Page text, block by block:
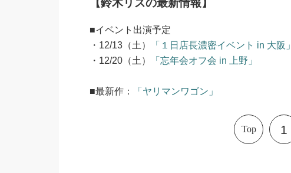
■イベント出演予定
・12/13（土）
「１日店長濃密イベント in 大阪」
・12/20（土）
「忘年会オフ会 in 上野」
■最新作： 「ヤリマンワゴン」
Top 1